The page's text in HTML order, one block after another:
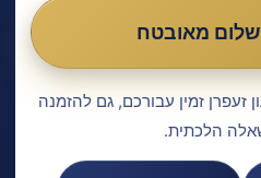
מאובטח
זמין עבורכם, גם להזמנה
הלכתית.